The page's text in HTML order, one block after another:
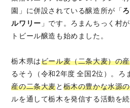
園」に併設されている醸造所が「
ルワリー 」です。ろまんちっく村
トビール醸造も始めました。
栃木県はビール麦（二条大麦）の
るそう（令和2年度 全国2位）。ろ
産の二条大麦と 栃木の豊かな水源
ルを通して栃木を発信する活動を続